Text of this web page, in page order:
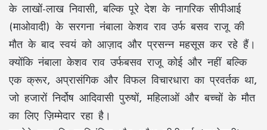
के लाखों-लाख निवासी, बल्कि पूरे देश के नागरिक सीपीआई
(माओवादी) के सरगना नंबाला केशव राव उर्फ बसव राजू की
मौत के बाद स्वयं को आज़ाद और प्रसन्न महसूस कर रहे हैं।
क्योंकि नंबाला केशव राव उर्फबसव राजू कोई और नहीं बल्कि
एक क्रूर, अप्रासंगिक और विफल विचारधारा का प्रवर्तक था,
जो हजारों निर्दोष आदिवासी पुरुषों, महिलाओं और बच्चों के मौत
का लिए ज़िम्मेदार रहा है।